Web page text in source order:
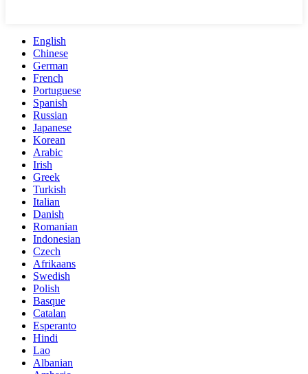
English
Chinese
German
French
Portuguese
Spanish
Russian
Japanese
Korean
Arabic
Irish
Greek
Turkish
Italian
Danish
Romanian
Indonesian
Czech
Afrikaans
Swedish
Polish
Basque
Catalan
Esperanto
Hindi
Lao
Albanian